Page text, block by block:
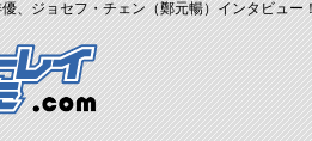
、ジョセフ・チェン（鄭元暢）インタビュー